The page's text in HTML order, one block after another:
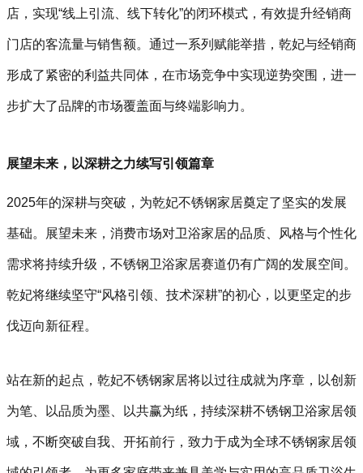
店，实现“线上引流、线下转化”的闭环模式，有效提升经销商
门店的客流量与销售额。通过一系列赋能举措，乾妃与经销商
形成了紧密的利益共同体，在市场竞争中实现逆势突围，进一
步扩大了品牌的市场覆盖面与终端影响力。
展望未来，以深耕之力续写引领篇章
2025年的深耕与突破，为乾妃不锈钢家居奠定了坚实的发展
基础。展望未来，消费市场对卫浴家居的品质、风格与个性化
需求将持续升级，不锈钢卫浴家居赛道仍有广阔的发展空间。
乾妃将继续坚守“风格引领、技术深耕”的初心，以更坚定的步
伐迈向新征程。
站在新的起点，乾妃不锈钢家居将以过往成就为序章，以创新
为笔、以品质为墨、以共赢为纸，持续深耕不锈钢卫浴家居领
域，不断突破自我、开拓前行，致力于成为全球不锈钢家居领